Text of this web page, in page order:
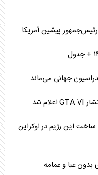
رئیس‌جمهور پیشین آمریکا
جهانی می‌ماند
ساخت این رژیم در اوکراین
عبا و عمامه